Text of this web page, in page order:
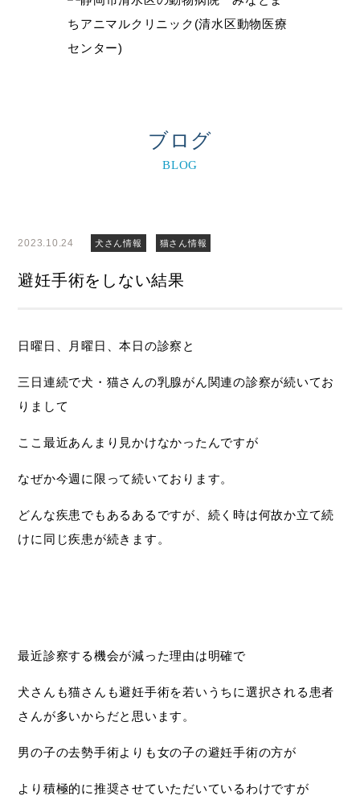
ブログ
BLOG
2023.10.24 犬さん情報 猫さん情報
避妊手術をしない結果
日曜日、月曜日、本日の診察と
三日連続で犬・猫さんの乳腺がん関連の診察が続いてお
りまして
ここ最近あんまり見かけなかったんですが
なぜか今週に限って続いております。
どんな疾患でもあるあるですが、続く時は何故か立て続
けに同じ疾患が続きます。
最近診察する機会が減った理由は明確で
犬さんも猫さんも避妊手術を若いうちに選択される患者
さんが多いからだと思います。
男の子の去勢手術よりも女の子の避妊手術の方が
より積極的に推奨させていただいているわけですが